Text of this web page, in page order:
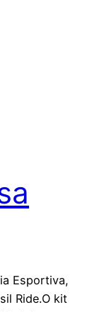
Esportiva,
Ride.O kit